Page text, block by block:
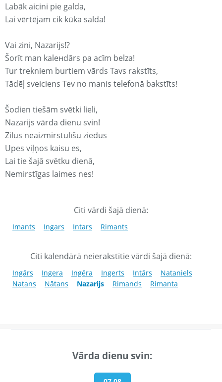
Labāk aicini pie galda,
Lai vērtējam cik kūka salda!
Vai zini, Nazarijs!?
Šorīt man kaleнdārs pa acīm belza!
Tur trekniem burtiem vārds Tavs rakstīts,
Tādēļ sveiciens Tev no manis telefonā bakstīts!
Šodien tiešām svētki lieli,
Nazarijs vārda dienu svin!
Zilus neaizmirstulīšu ziedus
Upes viļņos kaisu es,
Lai tie šajā svētku dienā,
Nemirstīgas laimes nes!
Citi vārdi šajā dienā:
Imants Ingars Intars Rimants
Citi kalendārā neierakstītie vārdi šajā dienā:
Ingārs Ingera Ingēra Ingerts Intārs
Nataniels
Natans
Nātans Nazarijs Rimands Rimanta
Vārda dienu svin: